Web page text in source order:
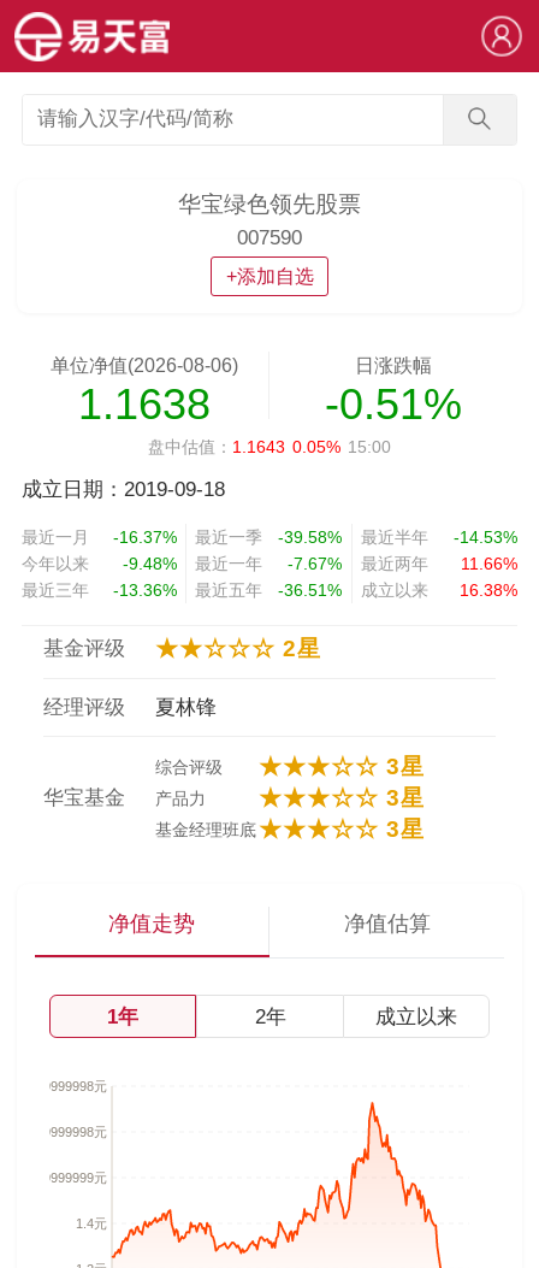
华宝绿色领先股票
007590
+添加自选
单位净值(2026-08-06)
1.1638
日涨跌幅
-0.51%
盘中估值： 1.1643 0.05% 15:00
成立日期：2019-09-18
最近一月 -16.37% 最近一季 -39.58% 最近半年
-14.53%
今年以来
-9.48% 最近一年 -7.67% 最近两年
11.66%
最近三年
-13.36% 最近五年 -36.51% 成立以来 16.38%
基金评级 ★★☆☆☆ 2星
经理评级 夏林锋
华宝基金
综合评级 ★★★☆☆ 3星
产品力 ★★★☆☆ 3星
基金经理班底★★★☆☆ 3星
净值走势 净值估算
1年 2年 成立以来